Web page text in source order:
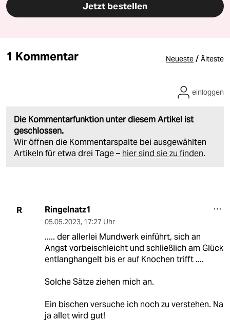
Jetzt bestellen
1 Kommentar Neueste / Älteste
Die Kommentarfunktion unter diesem Artikel ist
geschlossen.
Wir öffnen die Kommentarspalte bei ausgewählten
Artikeln für etwa drei Tage – hier sind sie zu finden.
einloggen
R Ringelnatz1
05.05.2023, 17:27 Uhr
..... der allerlei Mundwerk einführt, sich an
Angst vorbeischleicht und schließlich am Glück
entlanghangelt bis er auf Knochen trifft ....
Solche Sätze ziehen mich an.
Ein bischen versuche ich noch zu verstehen. Na
ja allet wird gut!